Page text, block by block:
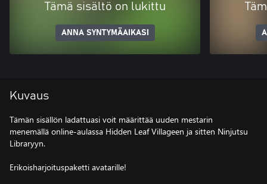
Tämä sisältö on lukittu
ANNA SYNTYMÄAIKASI
Kuvaus
Tämän sisällön ladattuasi voit määrittää uuden mestarin
menemällä online-aulassa Hidden Leaf Villageen ja sitten Ninjutsu
Libraryyn.
Erikoisharjoituspaketti avatarille!